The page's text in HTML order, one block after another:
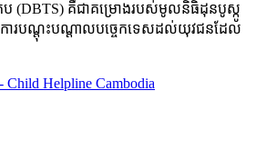
ប (DBTS) គឺជាគម្រោងរបស់មូលនិធិដុនបូស្កូ
ល់ការបណ្តុះបណ្តាលបច្ចេកទេសដល់យុវជនដែល
Helpline Cambodia